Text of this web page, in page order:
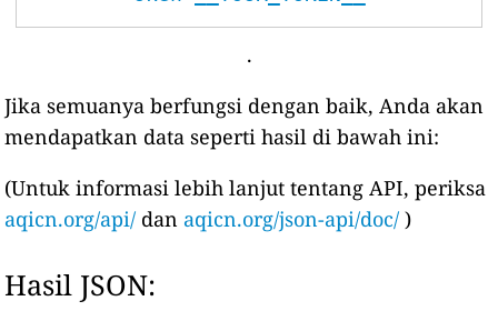
.
Jika semuanya berfungsi dengan baik, Anda akan
mendapatkan data seperti hasil di bawah ini:
(Untuk informasi lebih lanjut tentang API, periksa
aqicn.org/api/ dan aqicn.org/json-api/doc/ )
Hasil JSON: